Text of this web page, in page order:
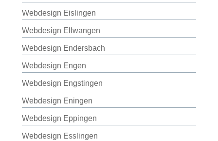
Webdesign Eislingen
Webdesign Ellwangen
Webdesign Endersbach
Webdesign Engen
Webdesign Engstingen
Webdesign Eningen
Webdesign Eppingen
Webdesign Esslingen